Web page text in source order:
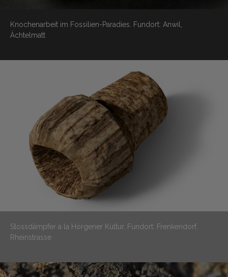
Knochenarbeit im Fossilien-Paradies. Fundort: Anwil,
Ächtelmatt
Stossdämpfer à la Horgener Kultur. Fundort: Frenkendorf,
Rheinstrasse